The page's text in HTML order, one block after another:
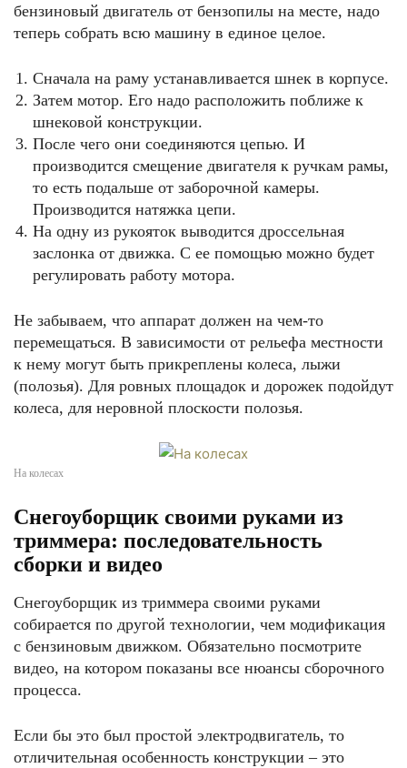
бензиновый двигатель от бензопилы на месте, надо
теперь собрать всю машину в единое целое.
Сначала на раму устанавливается шнек в корпусе.
Затем мотор. Его надо расположить поближе к
шнековой конструкции.
После чего они соединяются цепью. И
производится смещение двигателя к ручкам рамы,
то есть подальше от заборочной камеры.
Производится натяжка цепи.
На одну из рукояток выводится дроссельная
заслонка от движка. С ее помощью можно будет
регулировать работу мотора.
Не забываем, что аппарат должен на чем-то
перемещаться. В зависимости от рельефа местности
к нему могут быть прикреплены колеса, лыжи
(полозья). Для ровных площадок и дорожек подойдут
колеса, для неровной плоскости полозья.
На колесах
Снегоуборщик своими руками из
триммера: последовательность
сборки и видео
Снегоуборщик из триммера своими руками
собирается по другой технологии, чем модификация
с бензиновым движком. Обязательно посмотрите
видео, на котором показаны все нюансы сборочного
процесса.
Если бы это был простой электродвигатель, то
отличительная особенность конструкции – это